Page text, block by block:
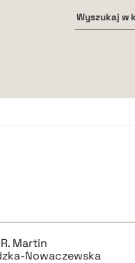
Martin
Nowaczewska